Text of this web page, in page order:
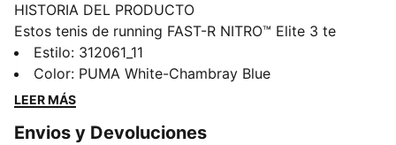
HISTORIA DEL PRODUCTO
Estos tenis de running FAST-R NITRO™ Elite 3 te
ayudan a mejorar tu ritmo el día de la carrera. Con una
placa de fibra de carbono para mayor propulsión, un
empeine suave, ligero, de buena sujeción y una suela
récord personal.
Estilo: 312061_11
Color: PUMA White-Chambray Blue
LEER MÁS
Envios y Devoluciones